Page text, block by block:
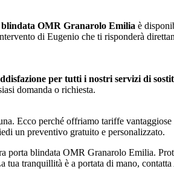
OMR Granarolo Emilia è
di Eugenio che ti risponderà
per tutti i nostri servizi di
domanda o richiesta.
Ecco perché offriamo tariffe
un preventivo gratuito e personalizzato.
porta blindata OMR Granarolo Emilia.
tua tranquillità è a portata di mano,